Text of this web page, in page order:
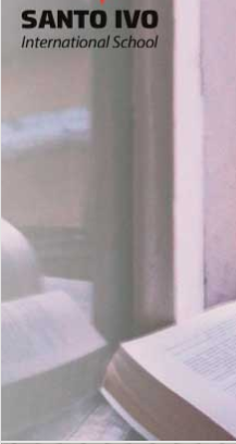
Com
6º AO 9º
Inglês: